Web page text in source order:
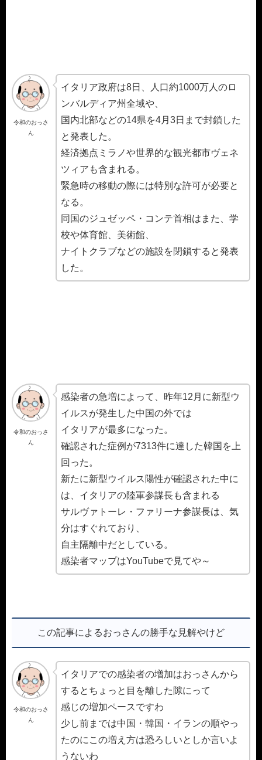
令和のおっさ
ん
イタリア政府は8日、人口約1000万人のロ
ンバルディア州全域や、
国内北部などの14県を4月3日まで封鎖した
と発表した。
経済拠点ミラノや世界的な観光都市ヴェネ
ツィアも含まれる。
緊急時の移動の際には特別な許可が必要と
なる。
同国のジュゼッペ・コンテ首相はまた、学
校や体育館、美術館、
ナイトクラブなどの施設を閉鎖すると発表
した。
令和のおっさ
ん
感染者の急増によって、昨年12月に新型ウ
イルスが発生した中国の外では
イタリアが最多になった。
確認された症例が7313件に達した韓国を上
回った。
新たに新型ウイルス陽性が確認された中に
は、イタリアの陸軍参謀長も含まれる
サルヴァトーレ・ファリーナ参謀長は、気
分はすぐれており、
自主隔離中だとしている。
感染者マップはYouTubeで見てや～
この記事によるおっさんの勝手な見解やけど
令和のおっさ
ん
イタリアでの感染者の増加はおっさんから
するとちょっと目を離した隙にって
感じの増加ペースですわ
少し前までは中国・韓国・イランの順やっ
たのにこの増え方は恐ろしいとしか言いよ
うないわ